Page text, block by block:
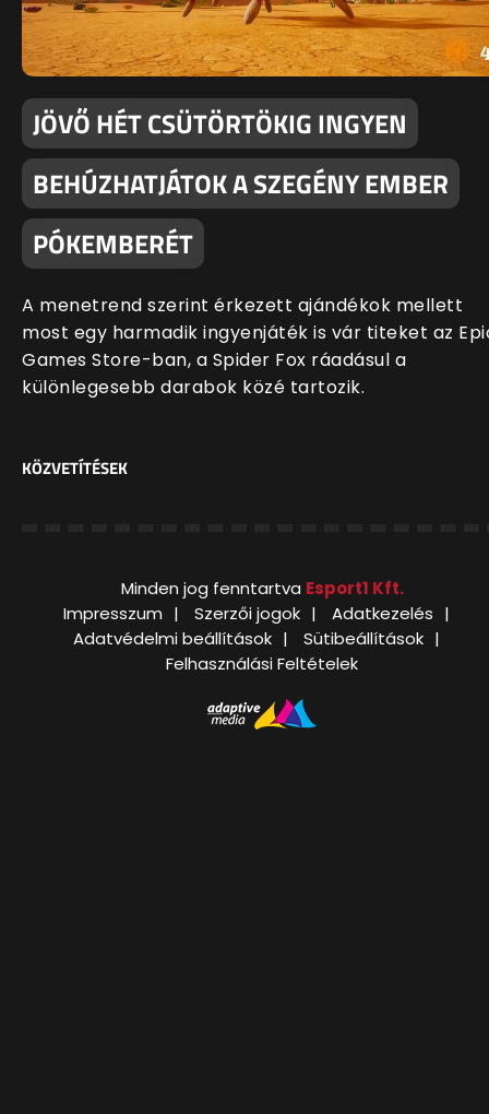
JÖVŐ HÉT CSÜTÖRTÖKIG INGYEN
BEHÚZHATJÁTOK A SZEGÉNY EMBER
PÓKEMBERÉT
A menetrend szerint érkezett ajándékok mellett
most egy harmadik ingyenjáték is vár titeket az
Games Store-ban, a Spider Fox ráadásul a
különlegesebb darabok közé tartozik.
KÖZVETÍTÉSEK
Minden jog fenntartva Esport1 Kft.
Impresszum
Szerzői jogok
Adatkezelés
Adatvédelmi beállítások
Sütibeállítások
Felhasználási Feltételek